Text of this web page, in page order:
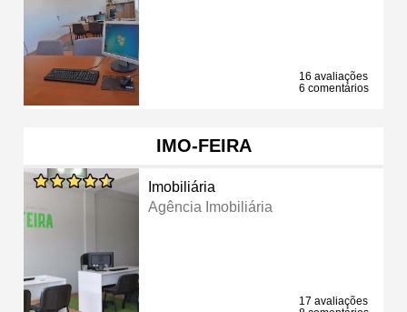
16 avaliações
6 comentários
IMO-FEIRA
Imobiliária
Agência Imobiliária
17 avaliações